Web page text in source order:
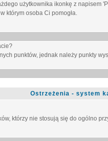
użytkownika ikonkę z napisem
którym osoba Ci pomogła.
punktów, jednak należy punkty
Ostrzeżenia - system
którzy nie stosują się do ogólno